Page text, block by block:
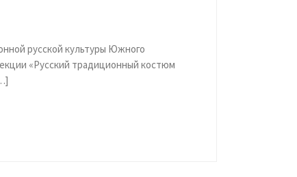
русской культуры Южного
«Русский традиционный костюм